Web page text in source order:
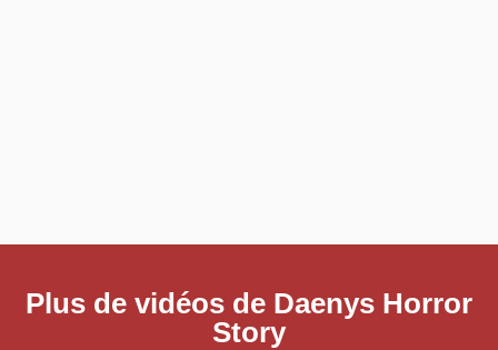
Plus de vidéos de Daenys Horror
Story